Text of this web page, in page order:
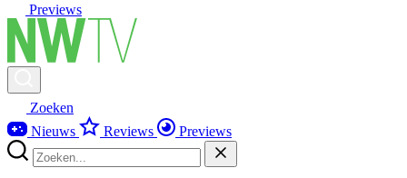
Previews
Zoeken
Nieuws
Reviews Previews